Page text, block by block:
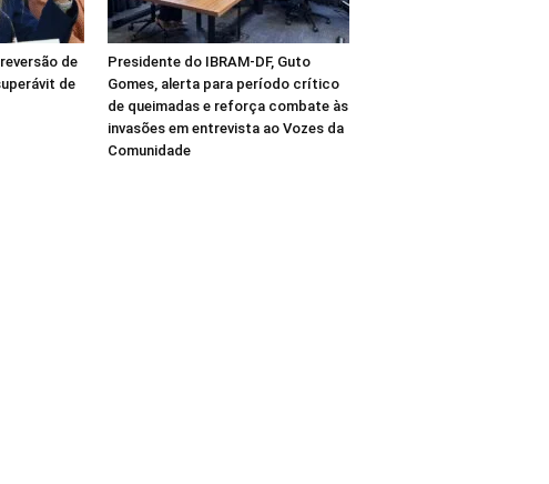
de
de
Presidente do IBRAM-DF, Guto
Gomes, alerta para período crítico
de queimadas e reforça combate às
invasões em entrevista ao Vozes da
Comunidade